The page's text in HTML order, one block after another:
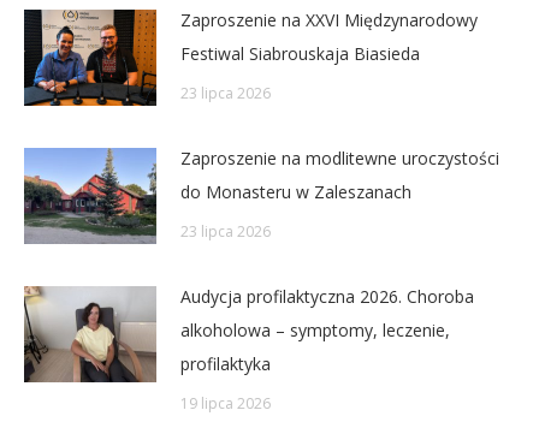
Zaproszenie na XXVI Międzynarodowy
Festiwal Siabrouskaja Biasieda
23 lipca 2026
Zaproszenie na modlitewne uroczystości
do Monasteru w Zaleszanach
23 lipca 2026
Audycja profilaktyczna 2026. Choroba
alkoholowa – symptomy, leczenie,
profilaktyka
19 lipca 2026